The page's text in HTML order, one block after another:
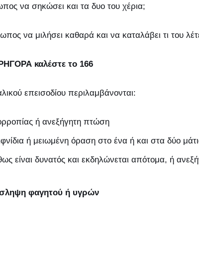
να σηκώσει και τα δυο του χέρια;
να μιλήσει καθαρά και να καταλάβει τι του
καλέστε το 166
επεισοδίου περιλαμβάνονται:
ή ανεξήγητη πτώση
ή μειωμένη όραση στο ένα ή και στα δύο
είναι δυνατός και εκδηλώνεται απότομα, ή
φαγητού ή υγρών